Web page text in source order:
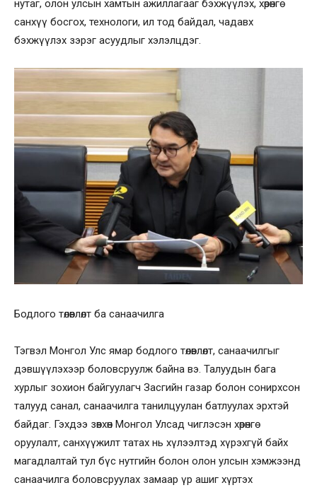
нутаг, олон улсын хамтын ажиллагааг бэхжүүлэх, хөрөнгө
санхүү босгох, технологи, ил тод байдал, чадавх
бэхжүүлэх зэрэг асуудлыг хэлэлцдэг.
Бодлого төлөвлөлт ба санаачилга
Тэгвэл Монгол Улс ямар бодлого төлөвлөлт, санаачилгыг
дэвшүүлэхээр боловсруулж байна вэ. Талуудын бага
хурлыг зохион байгуулагч Засгийн газар болон сонирхсон
талууд санал, санаачилга танилцуулан батлуулах эрхтэй
байдаг. Гэхдээ зөвхөн Монгол Улсад чиглэсэн хөрөнгө
оруулалт, санхүүжилт татах нь хүлээлтэд хүрэхгүй байх
магадлалтай тул бүс нутгийн болон олон улсын хэмжээнд
санаачилга боловсруулах замаар үр ашиг хүртэх